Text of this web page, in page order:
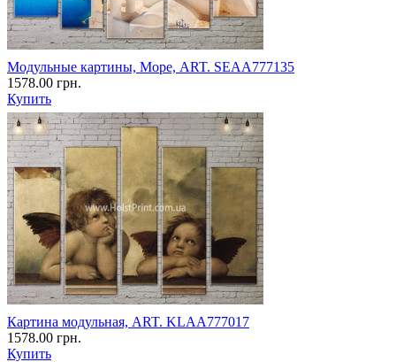
Модульные картины, Море, ART. SEAA777135
1578.00 грн.
Купить
Картина модульная, ART. KLAA777017
1578.00 грн.
Купить